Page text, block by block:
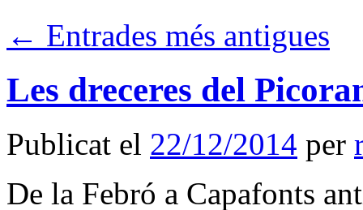
← Entrades més antigues
Les dreceres del
Publicat el 22/12/2014 per
De la Febró a Capafonts